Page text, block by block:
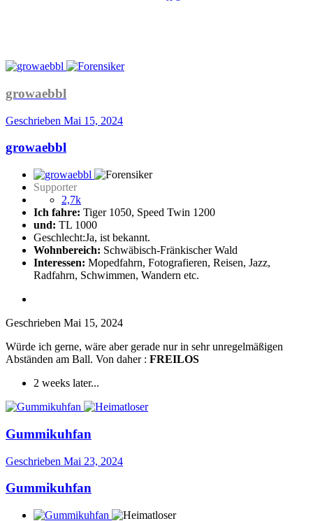
growaebbl
Geschrieben Mai 15, 2024
growaebbl
Supporter
2,7k
Ich fahre: Tiger 1050, Speed Twin 1200
und: TL 1000
Geschlecht:Ja, ist bekannt.
Wohnbereich: Schwäbisch-Fränkischer Wald
Interessen: Mopedfahrn, Fotografieren, Reisen, Jazz,
Radfahrn, Schwimmen, Wandern etc.
Geschrieben Mai 15, 2024
Würde ich gerne, wäre aber gerade nur in sehr unregelmäßigen
Abständen am Ball. Von daher : FREILOS
2 weeks later...
Gummikuhfan
Geschrieben Mai 23, 2024
Gummikuhfan